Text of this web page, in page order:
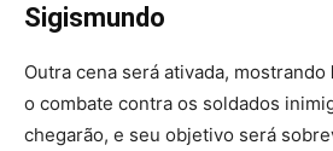
Sigismundo
Outra cena será ativada, mostrando
o combate contra os soldados
chegarão, e seu objetivo será